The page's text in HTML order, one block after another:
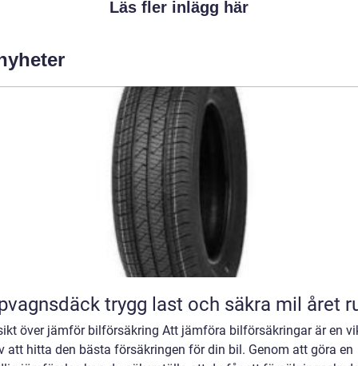
Läs fler inlägg här
Släpvagnsdäck trygg last och säkra mil året
över jämför bilförsäkring Att jämföra bilförsäkringar är en
att hitta den bästa försäkringen för din bil. Genom att göra en